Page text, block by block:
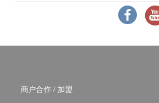
低剂量肺部电脑扫描
微信讲解：需至少
（预约联络
商户合作 / 加盟